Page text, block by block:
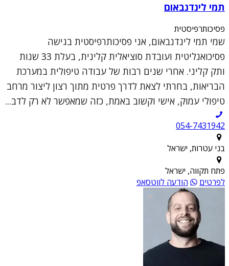
תמי לינדנבאום
פסיכותרפיסטית
שמי תמי לינדנבאום, אני פסיכותרפיסטית בגישה
פסיכואנליטית ועובדת סוציאלית קלינית, בעלת 33 שנות
ותק קליני. אחרי שנים רבות של עבודה טיפולית במערכת
הבריאות, בחרתי לצאת לדרך פרטית מתוך רצון ליצור מרחב
טיפולי עמוק, אישי וקשוב באמת, כזה שמאפשר לא רק לדב...
054-7431942
בני עטרות, ישראל
פתח תקווה, ישראל
לפרטים
הודעה לווטסאפ